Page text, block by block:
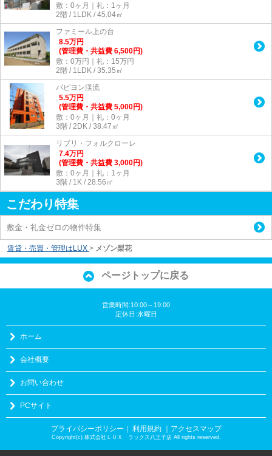
敷：0ヶ月｜礼：1ヶ月
2階 / 1LDK / 45.04㎡
ファミール上の台
8.5万円
(管理費・共益費 6,500円)
敷：0万円｜礼：15万円
2階 / 1LDK / 35.35㎡
パピヨン渓流
5.5万円
(管理費・共益費 5,000円)
敷：0ヶ月｜礼：0ヶ月
3階 / 2DK / 38.47㎡
リブリ・フォルクローレ
7.4万円
(管理費・共益費 3,000円)
敷：0ヶ月｜礼：1ヶ月
3階 / 1K / 28.56㎡
こだわり特集
敷金・礼金ゼロの物件特集
賃貸・売買・管理はLUX > メゾン梨花
ページトップに戻る
営業時間:10:00～19:00
定休日:水曜日
ホーム
会社概要
お問い合わせ
PCサイト
プライバシーポリシー ｜ 利用規約 ｜アクセスマップ
Copyright(c) 株式会社ＬＵＸ ラックス八王子店 All rights reserved.